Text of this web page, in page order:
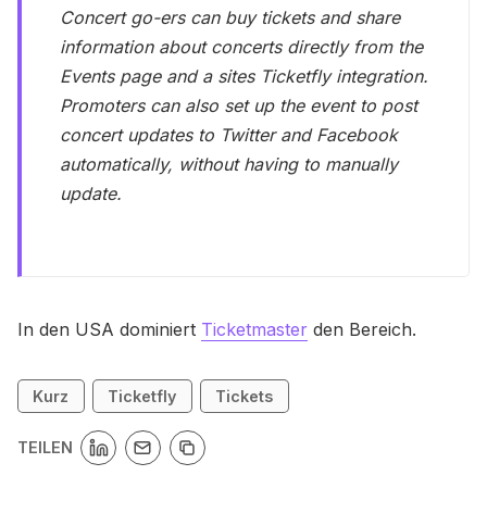
Concert go-ers can buy tickets and share
information about concerts directly from the
Events page and a sites Ticketfly integration.
Promoters can also set up the event to post
concert updates to Twitter and Facebook
automatically, without having to manually
update.
In den USA dominiert Ticketmaster den Bereich.
Kurz Ticketfly Tickets
TEILEN